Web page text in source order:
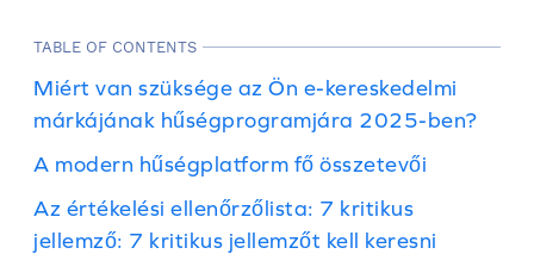
TABLE OF CONTENTS
Miért van szüksége az Ön e-kereskedelmi
márkájának hűségprogramjára 2025-ben?
A modern hűségplatform fő összetevői
Az értékelési ellenőrzőlista: 7 kritikus
jellemző: 7 kritikus jellemzőt kell keresni